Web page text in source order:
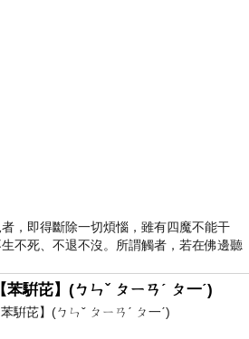
，即得斷除一切煩惱，雖有四魔不能干
不死、不退不沒。所謂觸者，若在佛邊聽
苯騈芘】(ㄅㄣˇ ㄆㄧㄢˊ ㄆ一ˊ)
騈芘】(ㄅㄣˇ ㄆㄧㄢˊ ㄆ一ˊ)